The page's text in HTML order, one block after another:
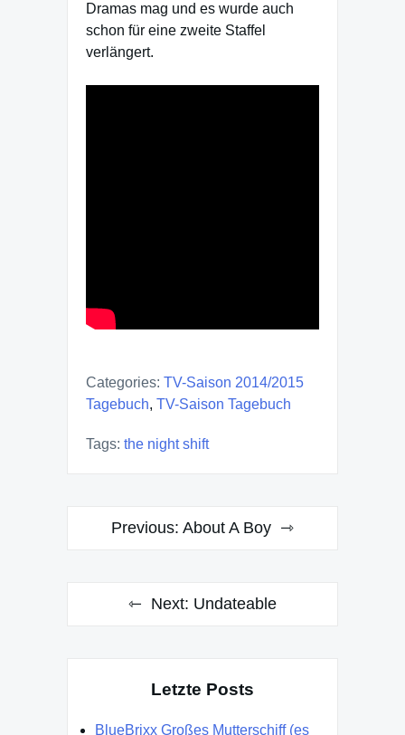
Dramas mag und es wurde auch
schon für eine zweite Staffel
verlängert.
Categories: TV-Saison 2014/2015
Tagebuch, TV-Saison Tagebuch
Tags: the night shift
PostPrevious: About A Boy
Next: Undateable
Letzte Posts
BlueBrixx Großes Mutterschiff (es